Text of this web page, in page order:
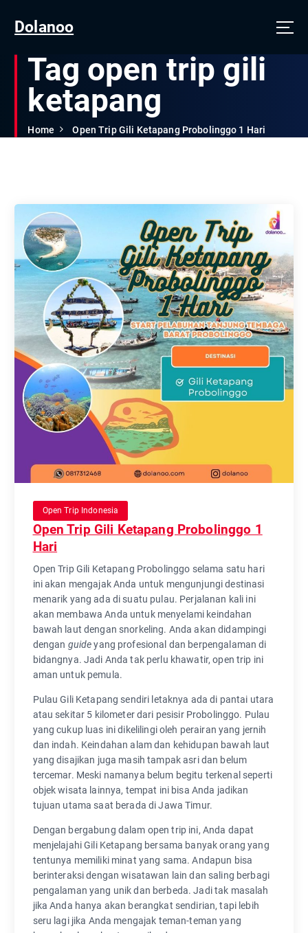
Dolanoo
Tag open trip gili
ketapang
Home Open Trip Gili Ketapang Probolinggo 1 Hari
Open Trip Indonesia
Open Trip Gili Ketapang Probolinggo 1
Hari
Open Trip Gili Ketapang Probolinggo selama satu hari
ini akan mengajak Anda untuk mengunjungi destinasi
menarik yang ada di suatu pulau. Perjalanan kali ini
akan membawa Anda untuk menyelami keindahan
bawah laut dengan snorkeling. Anda akan didampingi
dengan guideyang profesional dan berpengalaman di
bidangnya. Jadi Anda tak perlu khawatir, open trip ini
aman untuk pemula.
Pulau Gili Ketapang sendiri letaknya ada di pantai utara
atau sekitar 5 kilometer dari pesisir Probolinggo. Pulau
yang cukup luas ini dikelilingi oleh perairan yang jernih
dan indah. Keindahan alam dan kehidupan bawah laut
yang disajikan juga masih tampak asri dan belum
tercemar. Meski namanya belum begitu terkenal seperti
objek wisata lainnya, tempat ini bisa Anda jadikan
tujuan utama saat berada di Jawa Timur.
Dengan bergabung dalam open trip ini, Anda dapat
menjelajahi Gili Ketapang bersama banyak orang yang
tentunya memiliki minat yang sama. Andapun bisa
berinteraksi dengan wisatawan lain dan saling berbagi
pengalaman yang unik dan berbeda. Jadi tak masalah
jika Anda hanya akan berangkat sendirian, tapi lebih
seru lagi jika Anda mengajak teman-teman yang